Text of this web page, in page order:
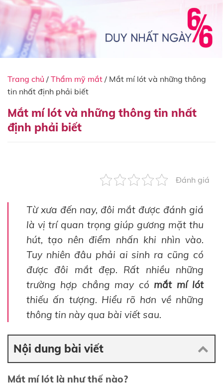
Trang chủ / Thẩm mỹ mắt / Mắt mí lót và những thông
tin nhất định phải biết
Mắt mí lót và những thông tin nhất
định phải biết
Đánh giá
Từ xưa đến nay, đôi mắt được đánh giá
là vị trí quan trọng giúp gương mặt thu
hút, tạo nên điểm nhấn khi nhìn vào.
Tuy nhiên đâu phải ai sinh ra cũng có
được đôi mắt đẹp. Rất nhiều những
trường hợp chẳng may có mắt mí lót
thiếu ấn tượng. Hiểu rõ hơn về những
thông tin này qua bài viết sau.
Nội dung bài viết
Mắt mí lót là như thế nào?